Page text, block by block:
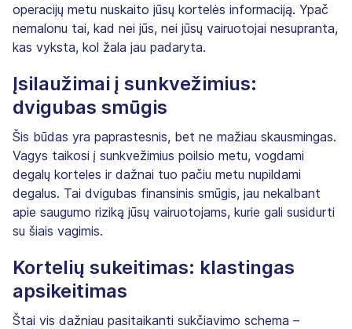
operacijų metu nuskaito jūsų kortelės informaciją. Ypač
nemalonu tai, kad nei jūs, nei jūsų vairuotojai nesupranta,
kas vyksta, kol žala jau padaryta.
Įsilaužimai į sunkvežimius:
dvigubas smūgis
Šis būdas yra paprastesnis, bet ne mažiau skausmingas.
Vagys taikosi į sunkvežimius poilsio metu, vogdami
degalų korteles ir dažnai tuo pačiu metu nupildami
degalus. Tai dvigubas finansinis smūgis, jau nekalbant
apie saugumo riziką jūsų vairuotojams, kurie gali susidurti
su šiais vagimis.
Kortelių sukeitimas: klastingas
apsikeitimas
Štai vis dažniau pasitaikanti sukčiavimo schema –